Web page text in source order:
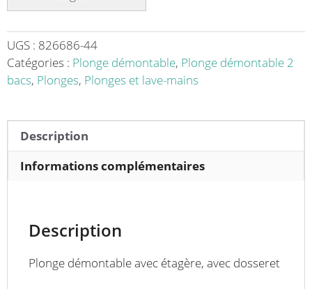
étagère
bacs
au
L
2400
x
900
UGS : 826686-44
Catégories : Plonge démontable, Plonge démontable 2
bacs, Plonges, Plonges et lave-mains
Description
Informations complémentaires
Description
Plonge démontable avec étagère, avec dosseret